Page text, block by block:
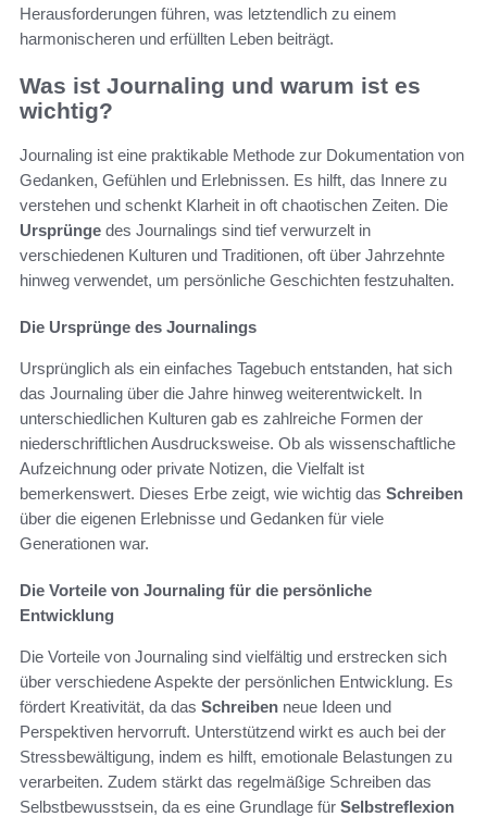
Herausforderungen führen, was letztendlich zu einem
harmonischeren und erfüllten Leben beiträgt.
Was ist Journaling und warum ist es
wichtig?
Journaling ist eine praktikable Methode zur Dokumentation von
Gedanken, Gefühlen und Erlebnissen. Es hilft, das Innere zu
verstehen und schenkt Klarheit in oft chaotischen Zeiten. Die
Ursprünge des Journalings sind tief verwurzelt in
verschiedenen Kulturen und Traditionen, oft über Jahrzehnte
hinweg verwendet, um persönliche Geschichten festzuhalten.
Die Ursprünge des Journalings
Ursprünglich als ein einfaches Tagebuch entstanden, hat sich
das Journaling über die Jahre hinweg weiterentwickelt. In
unterschiedlichen Kulturen gab es zahlreiche Formen der
niederschriftlichen Ausdrucksweise. Ob als wissenschaftliche
Aufzeichnung oder private Notizen, die Vielfalt ist
bemerkenswert. Dieses Erbe zeigt, wie wichtig das Schreiben
über die eigenen Erlebnisse und Gedanken für viele
Generationen war.
Die Vorteile von Journaling für die persönliche
Entwicklung
Die Vorteile von Journaling sind vielfältig und erstrecken sich
über verschiedene Aspekte der persönlichen Entwicklung. Es
fördert Kreativität, da das Schreiben neue Ideen und
Perspektiven hervorruft. Unterstützend wirkt es auch bei der
Stressbewältigung, indem es hilft, emotionale Belastungen zu
verarbeiten. Zudem stärkt das regelmäßige Schreiben das
Selbstbewusstsein, da es eine Grundlage für Selbstreflexion